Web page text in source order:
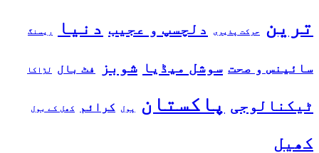
ترین
حرکت پذیری دلچسپ و عجیب دنیا ریسنگ
سائینس و صحت سوشل میڈیا شوبز فٹ بال لڑاکا
ٹیکنالوجی پاکستان پول کرائم کھل کے بول
کھیل